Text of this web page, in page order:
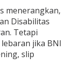
menerangkan,
Disabilitas
Tetapi
jika BNI
slip